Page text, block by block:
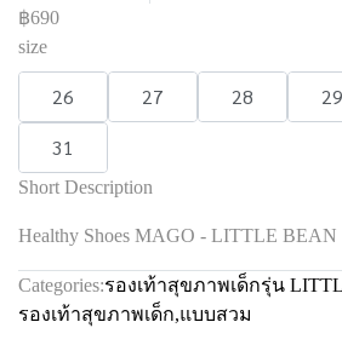
฿690
size
26 27 28 29
31
Short Description
Healthy Shoes MAGO - LITTLE BEAN
Categories:รองเท้าสุขภาพเด็กรุ่น
รองเท้าสุขภาพเด็ก,แบบสวม